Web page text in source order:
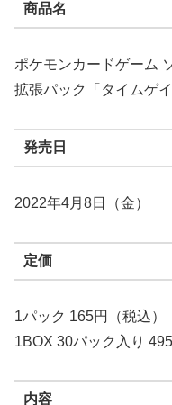
商品名
ポケモンカードゲーム
拡張パック「タイムゲイ
発売日
2022年4月8日（金）
定価
1パック 165円（税込）
1BOX 30パック入り
内容